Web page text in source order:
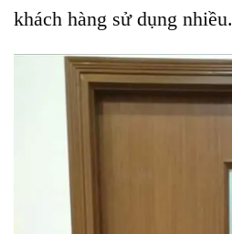
khách hàng sử dụng nhiều.